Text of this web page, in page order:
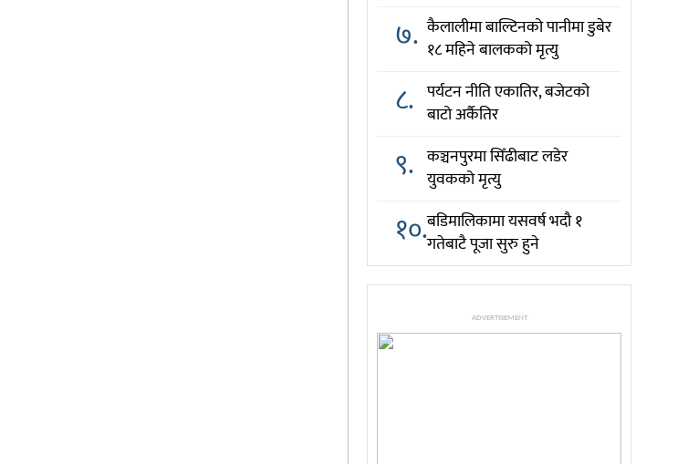
७. कैलालीमा बाल्टिनको पानीमा डुबेर
१८ महिने बालकको मृत्यु
८. पर्यटन नीति एकातिर, बजेटको
बाटो अर्कैतिर
९. कञ्चनपुरमा सिँढीबाट लडेर
युवकको मृत्यु
१०.बडिमालिकामा यसवर्ष भदौ १
गतेबाटै पूजा सुरु हुने
ADVERTISEMENT